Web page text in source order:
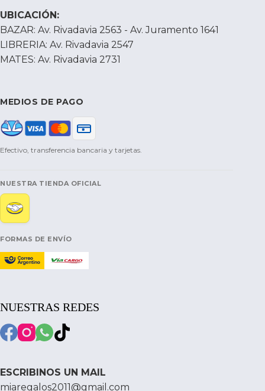
UBICACIÓN:
BAZAR: Av. Rivadavia 2563 - Av. Juramento 1641
LIBRERIA: Av. Rivadavia 2547
MATES: Av. Rivadavia 2731
MEDIOS DE PAGO
Efectivo, transferencia bancaria y tarjetas.
NUESTRA TIENDA OFICIAL
FORMAS DE ENVÍO
NUESTRAS REDES
ESCRIBINOS UN MAIL
miaregalos2011@gmail.com